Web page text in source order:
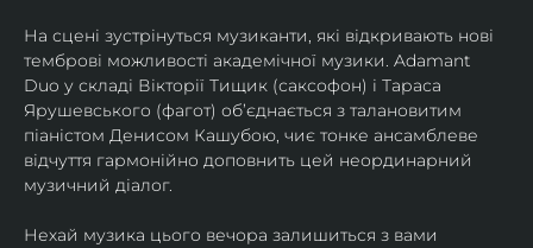
На сцені зустрінуться музиканти, які відкривають нові
темброві можливості академічної музики. Adamant
Duo у складі Вікторії Тищик (саксофон) і Тараса
Ярушевського (фагот) об’єднається з талановитим
піаністом Денисом Кашубою, чиє тонке ансамблеве
відчуття гармонійно доповнить цей неординарний
музичний діалог.
Нехай музика цього вечора залишиться з вами